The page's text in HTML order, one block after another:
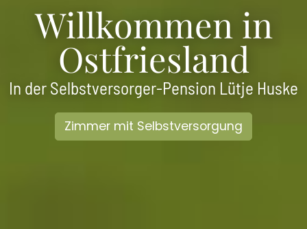
Willkommen in
Ostfriesland
In der Selbstversorger-Pension Lütje Huske
Zimmer mit Selbstversorgung